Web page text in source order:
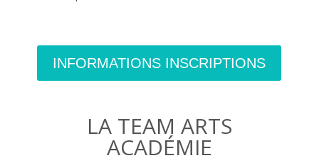
INFORMATIONS INSCRIPTIONS
LA TEAM ARTS
ACADÉMIE